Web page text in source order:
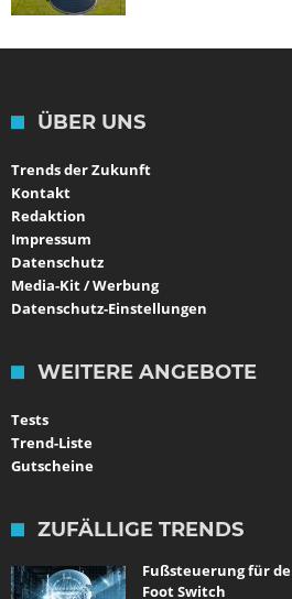
ÜBER UNS
Trends der Zukunft
Kontakt
Redaktion
Impressum
Datenschutz
Media-Kit / Werbung
Datenschutz-Einstellungen
WEITERE ANGEBOTE
Tests
Trend-Liste
Gutscheine
ZUFÄLLIGE TRENDS
Fußsteuerung für
Foot Switch